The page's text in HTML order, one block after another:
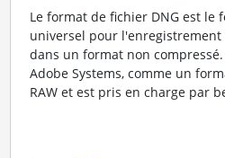
Le format de fichier DNG est le
universel pour
dans un format non
Adobe Systems, comme un
RAW et est pris en charge par